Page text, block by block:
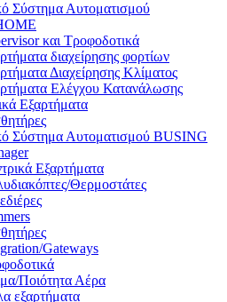
Σύστημα Αυτοματισμού
και Τροφοδοτικά
διαχείρησης φορτίων
Διαχείρησης Κλίματος
Ελέγχου Κατανάλωσης
Εξαρτήματα
Σύστημα Αυτοματισμού BUSING
Εξαρτήματα
Θερμοστάτες
Gateways
Ποιότητα Αέρα
εξαρτήματα